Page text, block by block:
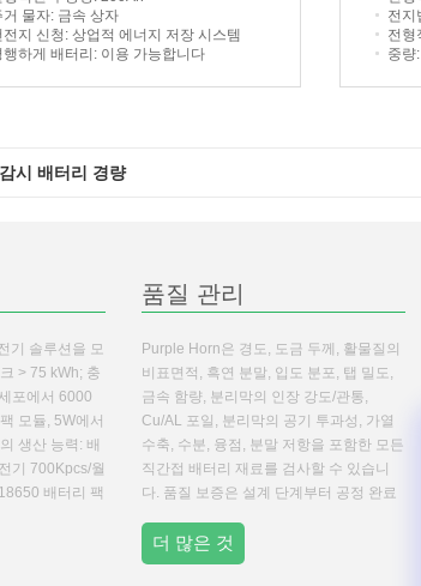
거 물자: 금속 상자
전지 신청: 상업적 에너지 저장 시스템
행하게 배터리 : 이용 가능합니다
전지
전형
중량
시 배터리 경량
기 솔루션을 모
> 75 kWh; 충
포에서 6000
모듈, 5W에서
생산 능력: 배
기 700Kpcs/월
배터리 팩
품질 관리
Purple Horn은 경도, 도금 두께, 활물질의
비표면적, 흑연 분말, 입도 분포, 탭 밀도,
금속 함량, 분리막의 인장 강도/관통,
Cu/AL 포일, 분리막의 공기 투과성, 가열
수축, 수분, 융점, 분말 저항을 포함한 모든
직간접 배터리 재료를 검사할 수 있습니
다. 품질 보증은 설계 단계부터 공정 완료
ISO9001/TS16949 품질 표준을 기반으로
...
더 많은 것